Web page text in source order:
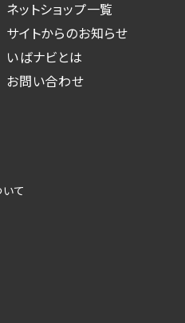
ネットショップ一覧
サイトからのお知らせ
いばナビとは
お問い合わせ
て